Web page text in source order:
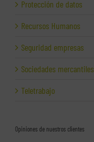
Protección de datos
Recursos Humanos
Seguridad empresas
Sociedades mercantiles
Teletrabajo
Opiniones de nuestros clientes